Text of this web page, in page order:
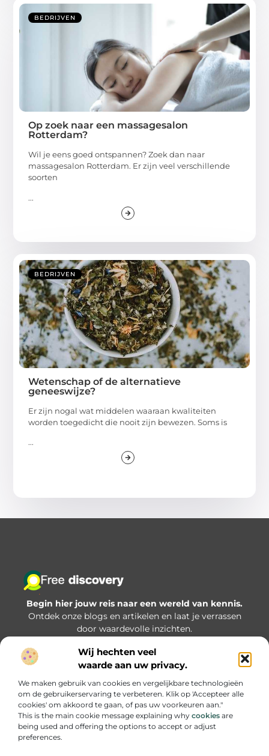
Wij hechten veel
waarde aan uw privacy.
We maken gebruik van cookies en vergelijkbare technologieën
om de gebruikerservaring te verbeteren. Klik op 'Accepteer alle
cookies' om akkoord te gaan, of pas uw voorkeuren aan."
This is the main cookie message explaining why cookies are
being used and offering the options to accept or adjust
preferences.
BEDRIJVEN
Op zoek naar een massagesalon
Rotterdam?
Wil je eens goed ontspannen? Zoek dan naar
massagesalon Rotterdam. Er zijn veel verschillende
soorten
...
BEDRIJVEN
Wetenschap of de alternatieve
geneeswijze?
Er zijn nogal wat middelen waaraan kwaliteiten
worden toegedicht die nooit zijn bewezen. Soms is
...
Begin hier jouw reis naar een wereld van kennis.
Ontdek onze blogs en artikelen en laat je verrassen
door waardevolle inzichten.
Bericht categorie
Onze informatie